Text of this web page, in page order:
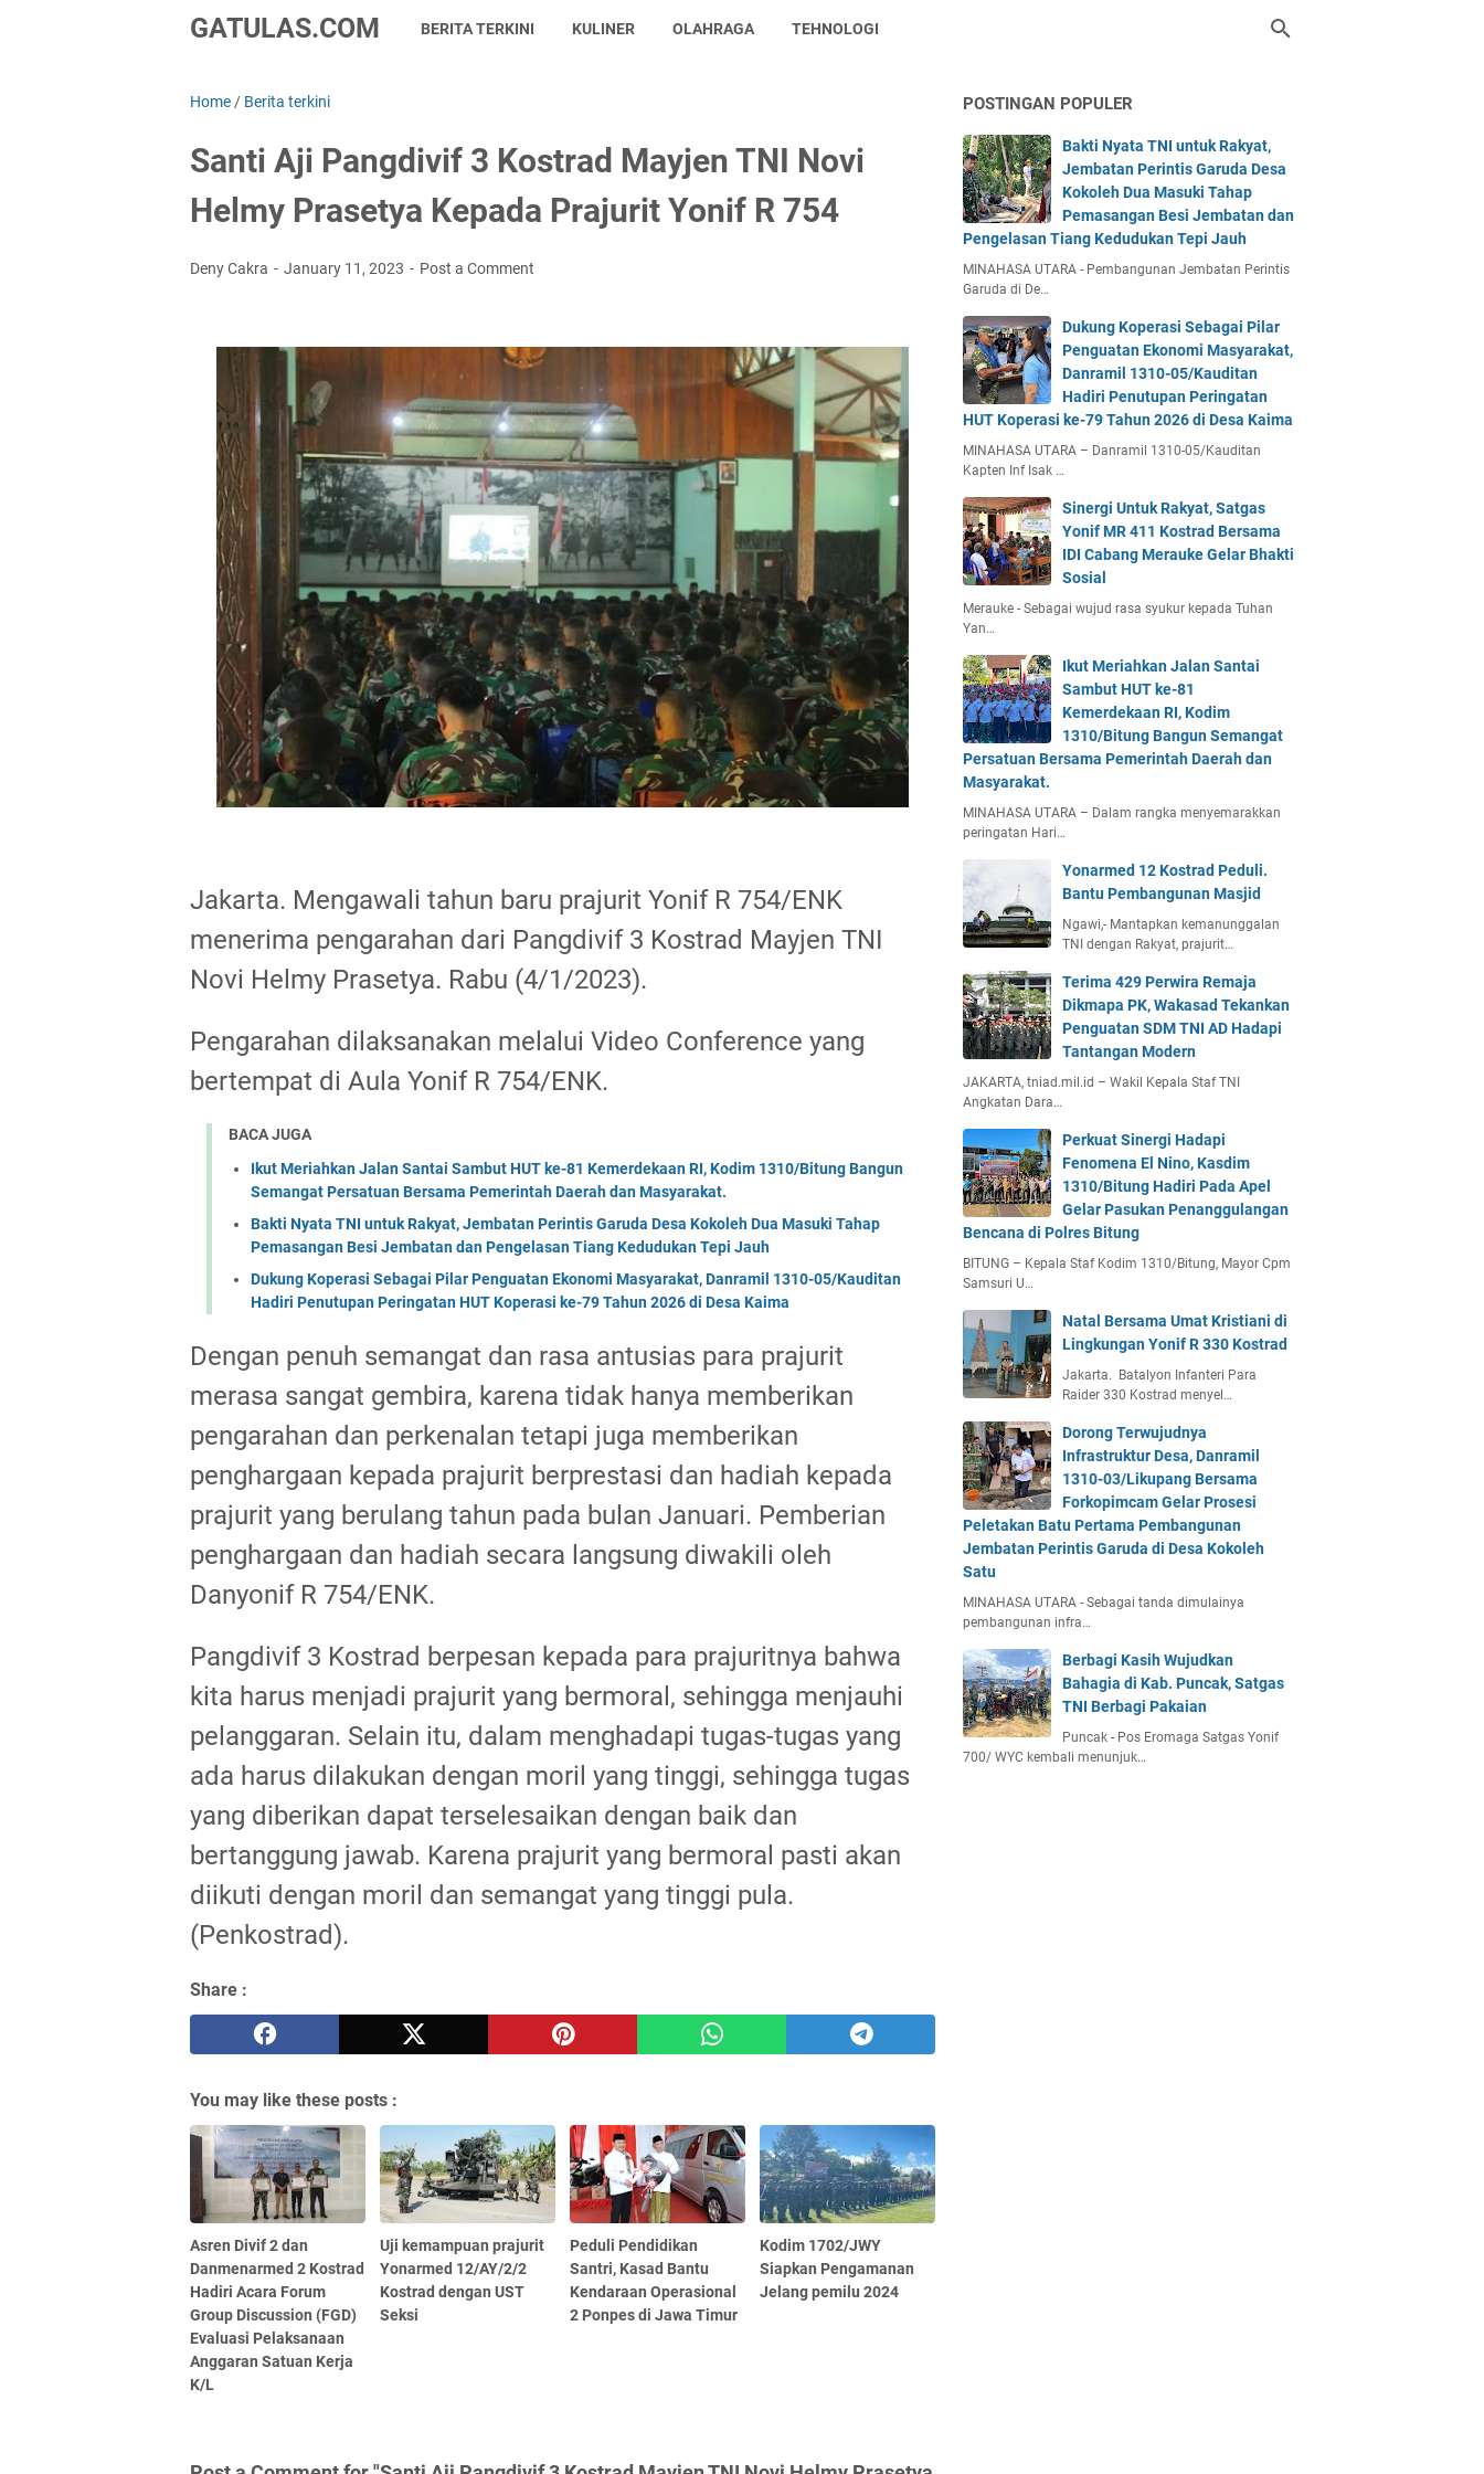
GATULAS.COM BERITA TERKINI KULINER OLAHRAGA TEHNOLOGI
Home / Berita terkini
Santi Aji Pangdivif 3 Kostrad Mayjen TNI Novi
Helmy Prasetya Kepada Prajurit Yonif R 754
Deny Cakra January 11, 2023 Post a Comment
Jakarta. Mengawali tahun baru prajurit Yonif R 754/ENK
menerima pengarahan dari Pangdivif 3 Kostrad Mayjen TNI
Novi Helmy Prasetya. Rabu (4/1/2023).
Pengarahan dilaksanakan melalui Video Conference yang
bertempat di Aula Yonif R 754/ENK.
BACA JUGA
Ikut Meriahkan Jalan Santai Sambut HUT ke-81 Kemerdekaan RI, Kodim 1310/Bitung Bangun
Semangat Persatuan Bersama Pemerintah Daerah dan Masyarakat.
Bakti Nyata TNI untuk Rakyat, Jembatan Perintis Garuda Desa Kokoleh Dua Masuki Tahap
Pemasangan Besi Jembatan dan Pengelasan Tiang Kedudukan Tepi Jauh
Dukung Koperasi Sebagai Pilar Penguatan Ekonomi Masyarakat, Danramil 1310-05/Kauditan
Hadiri Penutupan Peringatan HUT Koperasi ke-79 Tahun 2026 di Desa Kaima
Dengan penuh semangat dan rasa antusias para prajurit
merasa sangat gembira, karena tidak hanya memberikan
pengarahan dan perkenalan tetapi juga memberikan
penghargaan kepada prajurit berprestasi dan hadiah kepada
prajurit yang berulang tahun pada bulan Januari. Pemberian
penghargaan dan hadiah secara langsung diwakili oleh
Danyonif R 754/ENK.
Pangdivif 3 Kostrad berpesan kepada para prajuritnya bahwa
kita harus menjadi prajurit yang bermoral, sehingga menjauhi
pelanggaran. Selain itu, dalam menghadapi tugas-tugas yang
ada harus dilakukan dengan moril yang tinggi, sehingga tugas
yang diberikan dapat terselesaikan dengan baik dan
bertanggung jawab. Karena prajurit yang bermoral pasti akan
diikuti dengan moril dan semangat yang tinggi pula.
(Penkostrad).
Share :
You may like these posts :
Asren Divif 2 dan
Danmenarmed 2 Kostrad
Hadiri Acara Forum
Group Discussion (FGD)
Evaluasi Pelaksanaan
Anggaran Satuan Kerja
K/L
Uji kemampuan prajurit
Yonarmed 12/AY/2/2
Kostrad dengan UST
Seksi
Peduli Pendidikan
Santri, Kasad Bantu
Kendaraan Operasional
2 Ponpes di Jawa Timur
Kodim 1702/JWY
Siapkan Pengamanan
Jelang pemilu 2024
POSTINGAN POPULER
Bakti Nyata TNI untuk Rakyat,
Jembatan Perintis Garuda Desa
Kokoleh Dua Masuki Tahap
Pemasangan Besi Jembatan dan
Pengelasan Tiang Kedudukan Tepi Jauh
MINAHASA UTARA - Pembangunan Jembatan Perintis
Garuda di De…
Dukung Koperasi Sebagai Pilar
Penguatan Ekonomi Masyarakat,
Danramil 1310-05/Kauditan
Hadiri Penutupan Peringatan
HUT Koperasi ke-79 Tahun 2026 di Desa Kaima
MINAHASA UTARA – Danramil 1310-05/Kauditan
Kapten Inf Isak …
Sinergi Untuk Rakyat, Satgas
Yonif MR 411 Kostrad Bersama
IDI Cabang Merauke Gelar Bhakti
Sosial
Merauke - Sebagai wujud rasa syukur kepada Tuhan
Yan…
Ikut Meriahkan Jalan Santai
Sambut HUT ke-81
Kemerdekaan RI, Kodim
1310/Bitung Bangun Semangat
Persatuan Bersama Pemerintah Daerah dan
Masyarakat.
MINAHASA UTARA – Dalam rangka menyemarakkan
peringatan Hari…
Yonarmed 12 Kostrad Peduli.
Bantu Pembangunan Masjid
Ngawi,- Mantapkan kemanunggalan
TNI dengan Rakyat, prajurit…
Terima 429 Perwira Remaja
Dikmapa PK, Wakasad Tekankan
Penguatan SDM TNI AD Hadapi
Tantangan Modern
JAKARTA, tniad.mil.id – Wakil Kepala Staf TNI
Angkatan Dara…
Perkuat Sinergi Hadapi
Fenomena El Nino, Kasdim
1310/Bitung Hadiri Pada Apel
Gelar Pasukan Penanggulangan
Bencana di Polres Bitung
BITUNG – Kepala Staf Kodim 1310/Bitung, Mayor Cpm
Samsuri U…
Natal Bersama Umat Kristiani di
Lingkungan Yonif R 330 Kostrad
Jakarta. Batalyon Infanteri Para
Raider 330 Kostrad menyel…
Dorong Terwujudnya
Infrastruktur Desa, Danramil
1310-03/Likupang Bersama
Forkopimcam Gelar Prosesi
Peletakan Batu Pertama Pembangunan
Jembatan Perintis Garuda di Desa Kokoleh
Satu
MINAHASA UTARA - Sebagai tanda dimulainya
pembangunan infra…
Berbagi Kasih Wujudkan
Bahagia di Kab. Puncak, Satgas
TNI Berbagi Pakaian
Puncak - Pos Eromaga Satgas Yonif
700/ WYC kembali menunjuk…